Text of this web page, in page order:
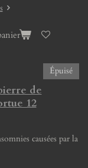
Épuisé
de
12
causées par la